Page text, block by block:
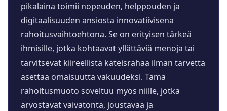
pikalaina toimii nopeuden, helppouden ja
digitaalisuuden ansiosta innovatiivisena
rahoitusvaihtoehtona. Se on erityisen tärkeä
ihmisille, jotka kohtaavat yllättäviä menoja tai
tarvitsevat kiireellistä käteisrahaa ilman tarvetta
asettaa omaisuutta vakuudeksi. Tämä
rahoitusmuoto soveltuu myös niille, jotka
arvostavat vaivatonta, joustavaa ja